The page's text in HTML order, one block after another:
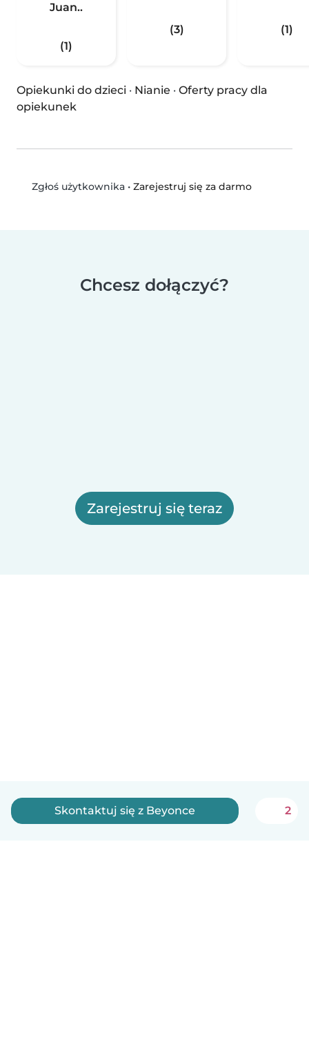
Juan..
(1)
(3) (1)
Opiekunki do dzieci · Nianie · Oferty pracy dla
opiekunek
Zgłoś użytkownika• Zarejestruj się za darmo
Chcesz dołączyć?
Zarejestruj się teraz
Skontaktuj się z Beyonce 2